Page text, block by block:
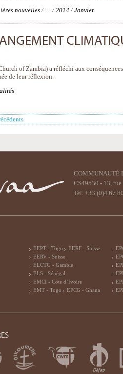
nouvelles /…/2014 /Janvier
of Zambia) a réfléchi aux
de leur réflexion.
COMMUNAUTÉ
CS49530 - 13,
Tel. +33 (0)4 67
EEPT - Togo
EERF - Suisse
EERV - Suisse
ELCTG - Gambie
ELS - Sénégal
EMCI - Côte d’Ivoire
EMT - Togo
EPCG - Ghana